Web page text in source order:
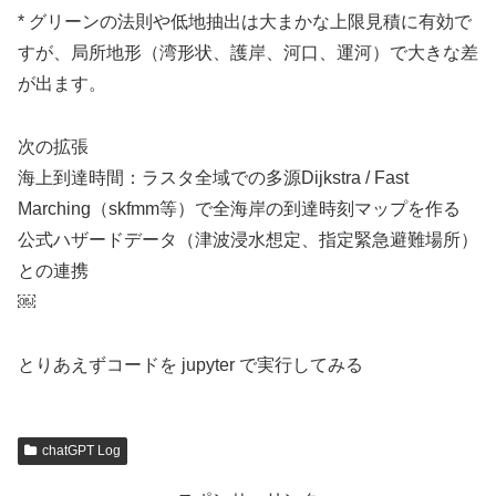
* グリーンの法則や低地抽出は大まかな上限見積に有効で
すが、局所地形（湾形状、護岸、河口、運河）で大きな差
が出ます。
次の拡張
海上到達時間：ラスタ全域での多源Dijkstra / Fast
Marching（skfmm等）で全海岸の到達時刻マップを作る
公式ハザードデータ（津波浸水想定、指定緊急避難場所）
との連携
￼
とりあえずコードを jupyter で実行してみる
chatGPT Log